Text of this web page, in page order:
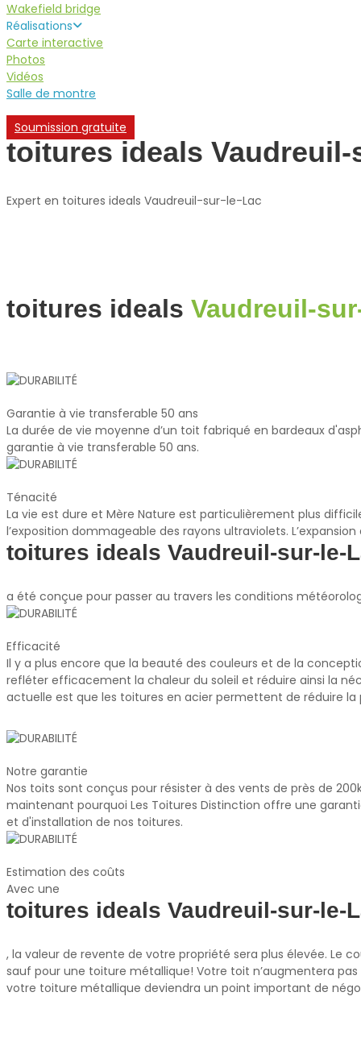
Wakefield bridge
Réalisations
Carte interactive
Photos
Vidéos
Salle de montre
Soumission gratuite
toitures ideals Vaudreuil-
Expert en toitures ideals Vaudreuil-sur-le-Lac
toitures ideals Vaudreuil-
Garantie à vie transferable 50 ans
La durée de vie moyenne d’un toit fabriqué en bardeaux
garantie à vie transferable 50 ans.
Ténacité
La vie est dure et Mère Nature est particulièrement plus
l’exposition dommageable des rayons ultraviolets.
toitures ideals Vaudreuil-sur-le-
a été conçue pour passer au travers les conditions
Efficacité
Il y a plus encore que la beauté des couleurs et de la
refléter efficacement la chaleur du soleil et réduire ainsi la
actuelle est que les toitures en acier permettent de réduire
Notre garantie
Nos toits sont conçus pour résister à des vents de près de
maintenant pourquoi Les Toitures Distinction offre une
et d'installation de nos toitures.
Estimation des coûts
Avec une
toitures ideals Vaudreuil-sur-le-
, la valeur de revente de votre propriété sera plus élevée. Le
sauf pour une toiture métallique! Votre toit n’augmentera
votre toiture métallique deviendra un point important de